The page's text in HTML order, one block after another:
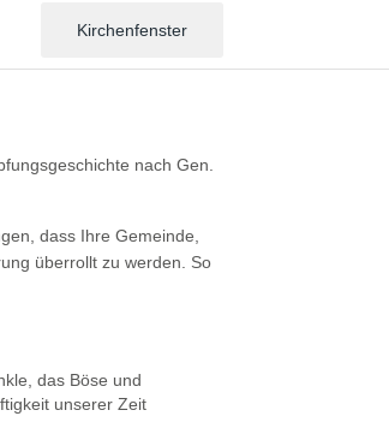
Kirchenfenster
nach Gen.
dass Ihre Gemeinde,
überrollt zu werden. So
das Böse und
unserer Zeit